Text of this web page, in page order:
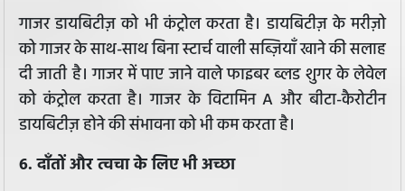
गाजर डायबिटीज़ को भी कंट्रोल करता है। डायबिटीज़ के मरीज़ो
को गाजर के साथ-साथ बिना स्टार्च वाली सब्ज़ियाँ खाने की सलाह
दी जाती है। गाजर में पाए जाने वाले फाइबर ब्लड शुगर के लेवेल
को कंट्रोल करता है। गाजर के विटामिन A और बीटा-कैरोटीन
डायबिटीज़ होने की संभावना को भी कम करता है।
6. दाँतों और त्वचा के लिए भी अच्छा